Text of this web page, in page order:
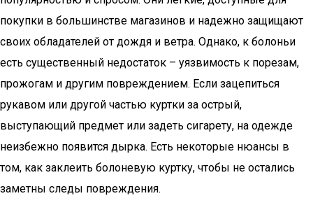
покупки в большинстве магазинов и надежно защищают
своих обладателей от дождя и ветра. Однако, к болоньи
есть существенный недостаток – уязвимость к порезам,
прожогам и другим повреждением. Если зацепиться
рукавом или другой частью куртки за острый,
выступающий предмет или задеть сигарету, на одежде
неизбежно появится дырка. Есть некоторые нюансы в
том, как заклеить болоневую куртку, чтобы не остались
заметны следы повреждения.